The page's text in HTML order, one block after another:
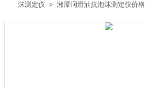
沫测定仪 > 湘潭润滑油抗泡沫测定仪价格